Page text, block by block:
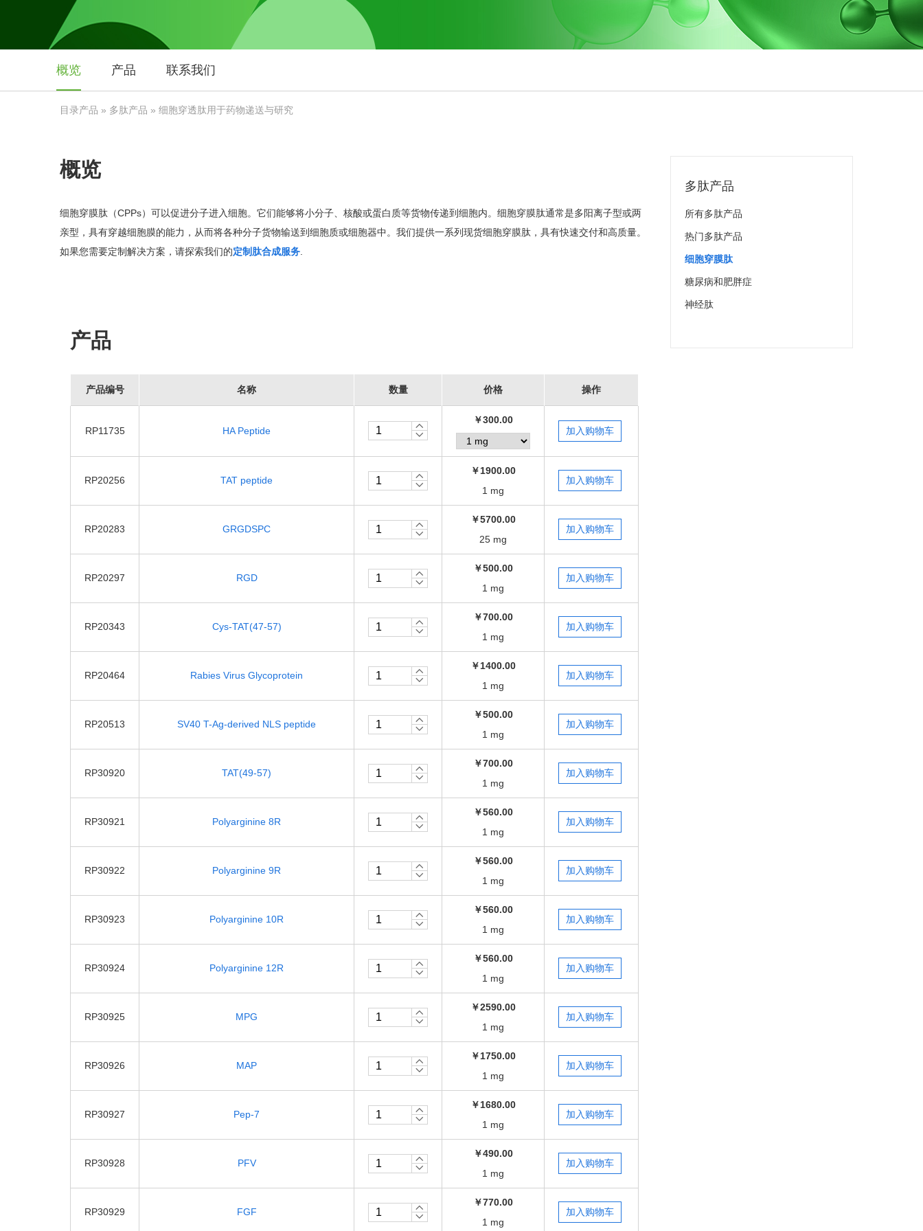
概览 产品 联系我们
目录产品 » 多肽产品 » 细胞穿透肽用于药物递送与研究
概览
细胞穿膜肽（CPPs）可以促进分子进入细胞。它们能够将小分子、核酸或蛋白质等货物传递到细胞内。细胞穿膜肽通常是多阳离子型或两
亲型，具有穿越细胞膜的能力，从而将各种分子货物输送到细胞质或细胞器中。我们提供一系列现货细胞穿膜肽，具有快速交付和高质量。
如果您需要定制解决方案，请探索我们的定制肽合成服务
产品
产品编号 名称 数量 价格 操作
RP11735 HA Peptide
￥300.00
RP20256 TAT peptide
￥1900.00
1 mg
RP20283 GRGDSPC
￥5700.00
25 mg
RP20297 RGD
￥500.00
1 mg
RP20343 Cys-TAT(47-57)
￥700.00
1 mg
RP20464 Rabies Virus Glycoprotein
￥1400.00
1 mg
RP20513 SV40 T-Ag-derived NLS peptide
￥500.00
1 mg
RP30920 TAT(49-57)
￥700.00
1 mg
RP30921 Polyarginine 8R
￥560.00
1 mg
RP30922 Polyarginine 9R
￥560.00
1 mg
RP30923 Polyarginine 10R
￥560.00
1 mg
RP30924 Polyarginine 12R
￥560.00
1 mg
RP30925 MPG
￥2590.00
1 mg
RP30926 MAP
￥1750.00
1 mg
RP30927 Pep-7
￥1680.00
1 mg
RP30928 PFV
￥490.00
1 mg
RP30929 FGF
￥770.00
1 mg
多肽产品
所有多肽产品
热门多肽产品
细胞穿膜肽
糖尿病和肥胖症
神经肽